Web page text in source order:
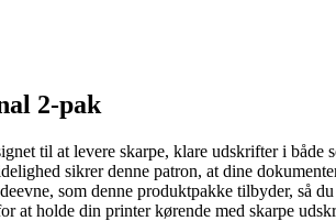
2-pak
til at levere skarpe, klare udskrifter i
sikrer denne patron, at dine
som denne produktpakke tilbyder, så
at holde din printer kørende med skarpe